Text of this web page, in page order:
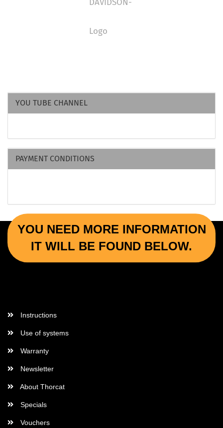
YOU TUBE CHANNEL
PAYMENT CONDITIONS
YOU NEED MORE INFORMATION
IT WILL BE FOUND BELOW.
Instructions
Use of systems
Warranty
Newsletter
About Thorcat
Specials
Vouchers